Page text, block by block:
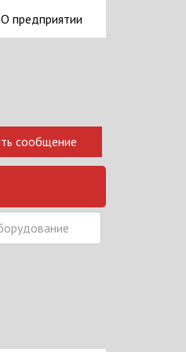
О предприятии